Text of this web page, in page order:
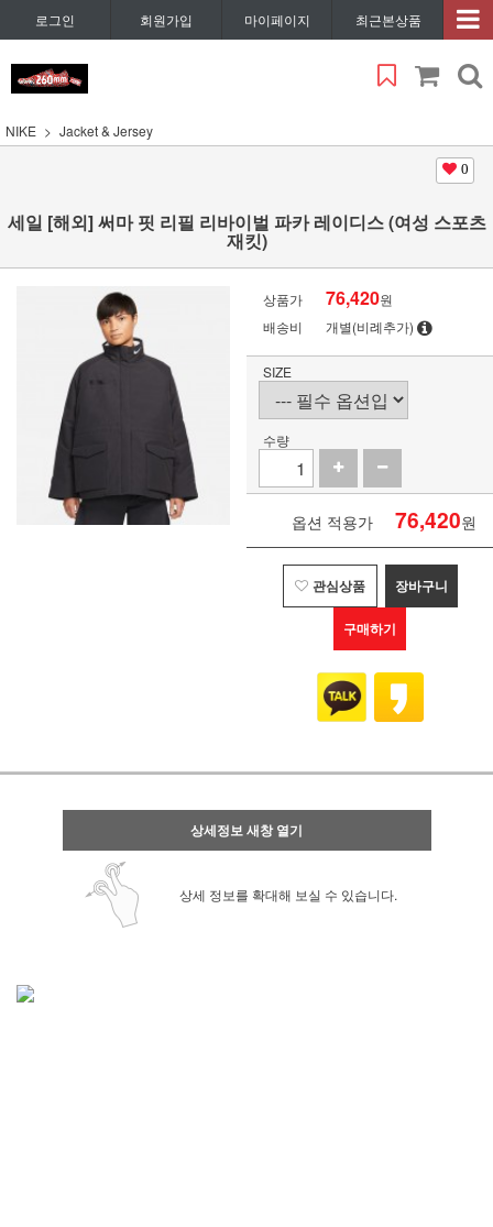
로그인 회원가입 마이페이지 최근본상품
NIKE Jacket & Jersey
0
세일 [해외] 써마 핏 리필 리바이벌 파카 레이디스 (여성 스포츠
재킷)
상품가 76,420원
배송비
개별(비례추가)
SIZE
수량
옵션 적용가 76,420원
관심상품 장바구니
구매하기
상세정보 새창 열기
상세 정보를 확대해 보실 수 있습니다.